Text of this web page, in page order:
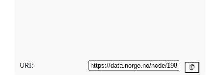
URI: